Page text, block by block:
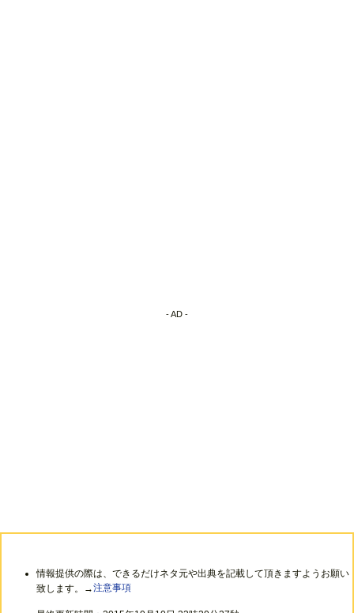
- AD -
情報提供の際は、できるだけネタ元や出典を記載して頂きますようお願い
致します。→注意事項